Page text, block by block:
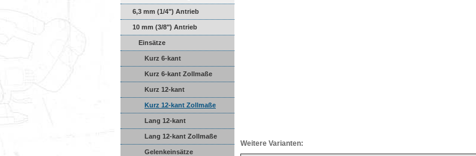
6,3 mm (1/4") Antrieb
10 mm (3/8") Antrieb
Einsätze
Kurz 6-kant
Kurz 6-kant Zollmaße
Kurz 12-kant
Kurz 12-kant Zollmaße
Lang 12-kant
Lang 12-kant Zollmaße
Gelenkeinsätze
Weitere Varianten: